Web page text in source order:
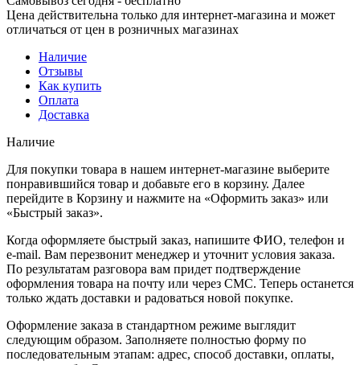
Цена действительна только для интернет-магазина и может
отличаться от цен в розничных магазинах
Наличие
Отзывы
Как купить
Оплата
Доставка
Наличие
Для покупки товара в нашем интернет-магазине выберите
понравившийся товар и добавьте его в корзину. Далее
перейдите в Корзину и нажмите на «Оформить заказ» или
«Быстрый заказ».
Когда оформляете быстрый заказ, напишите ФИО, телефон и
e-mail. Вам перезвонит менеджер и уточнит условия заказа.
По результатам разговора вам придет подтверждение
оформления товара на почту или через СМС. Теперь останется
только ждать доставки и радоваться новой покупке.
Оформление заказа в стандартном режиме выглядит
следующим образом. Заполняете полностью форму по
последовательным этапам: адрес, способ доставки, оплаты,